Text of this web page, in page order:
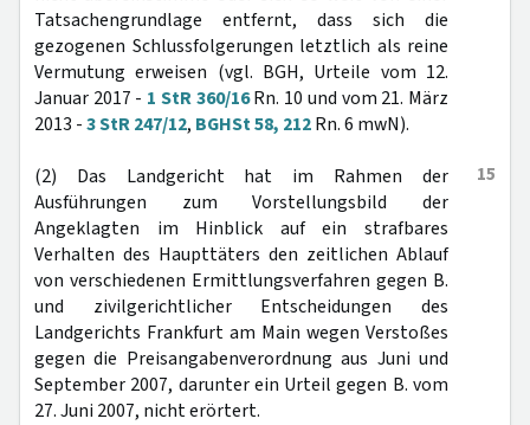
Tatsachengrundlage entfernt, dass sich die
gezogenen Schlussfolgerungen letztlich als reine
Vermutung erweisen (vgl. BGH, Urteile vom 12.
Januar 2017 - 1 StR 360/16Rn. 10 und vom 21. März
2013 -3 StR 247/12, BGHSt 58, 212Rn. 6 mwN).
15
(2) Das Landgericht hat im Rahmen der
Ausführungen zum Vorstellungsbild der
Angeklagten im Hinblick auf ein strafbares
Verhalten des Haupttäters den zeitlichen Ablauf
von verschiedenen Ermittlungsverfahren gegen B.
und zivilgerichtlicher Entscheidungen des
Landgerichts Frankfurt am Main wegen Verstoßes
gegen die Preisangabenverordnung aus Juni und
September 2007, darunter ein Urteil gegen B. vom
27. Juni 2007, nicht erörtert.